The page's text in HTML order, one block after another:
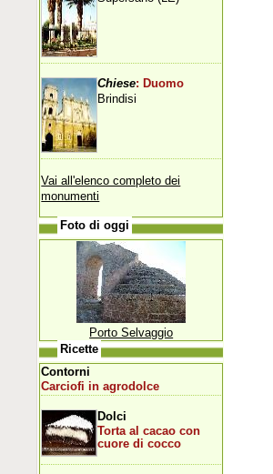
Chiese: Duomo
Brindisi
Vai all'elenco completo dei
monumenti
Foto di oggi
Porto Selvaggio
Ricette
Contorni
Carciofi in agrodolce
Dolci
Torta al cacao con
cuore di cocco